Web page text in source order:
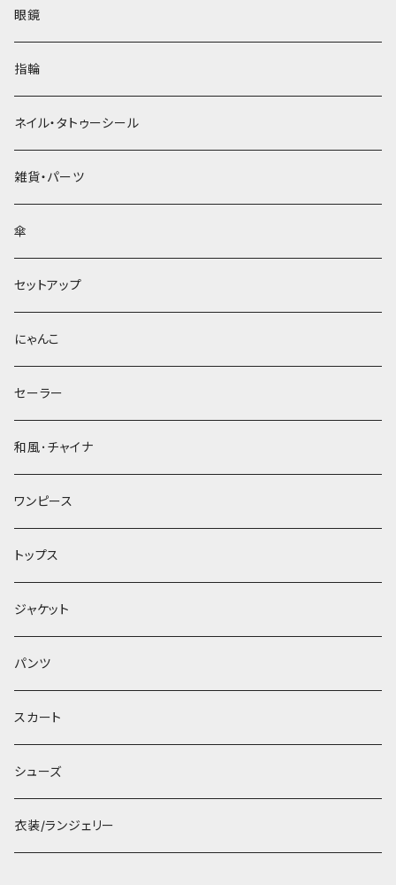
眼鏡
指輪
ネイル・タトゥーシール
雑貨・パーツ
傘
セットアップ
にゃんこ
セーラー
和風･チャイナ
ワンピース
トップス
ジャケット
パンツ
スカート
シューズ
衣装/ランジェリー